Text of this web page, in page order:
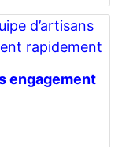
d’artisans
rapidement
engagement